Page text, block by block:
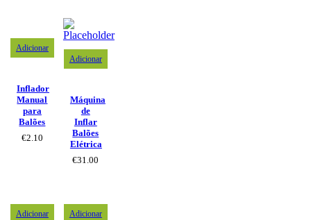
Adicionar
Inflador
Manual
para
Balões
€2.10
Adicionar
Máquina
de
Inflar
Balões
Elétrica
€31.00
Adicionar Adicionar